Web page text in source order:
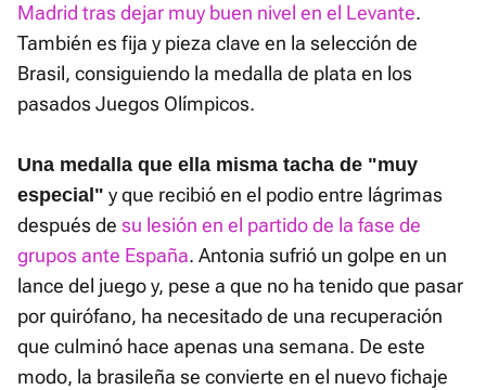
Madrid tras dejar muy buen nivel en el Levante.
También es fija y pieza clave en la selección de
Brasil, consiguiendo la medalla de plata en los
pasados Juegos Olímpicos.
Una medalla que ella misma tacha de "muy
especial" y que recibió en el podio entre lágrimas
después de su lesión en el partido de la fase de
grupos ante España. Antonia sufrió un golpe en un
lance del juego y, pese a que no ha tenido que pasar
por quirófano, ha necesitado de una recuperación
que culminó hace apenas una semana. De este
modo, la brasileña se convierte en el nuevo fichaje